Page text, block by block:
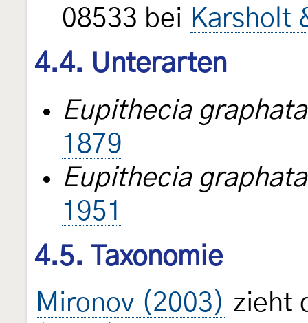
08533 bei Karsholt
4.4. Unterarten
Eupithecia
1879
Eupithecia
1951
4.5. Taxonomie
Mironov (2003) zieht